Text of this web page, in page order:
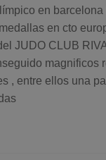
en barcelona
en cto
JUDO CLUB
magnificos
, entre ellos una